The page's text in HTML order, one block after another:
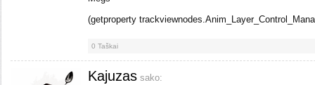
(getproperty
0 Taškai
Kajuzas sako: